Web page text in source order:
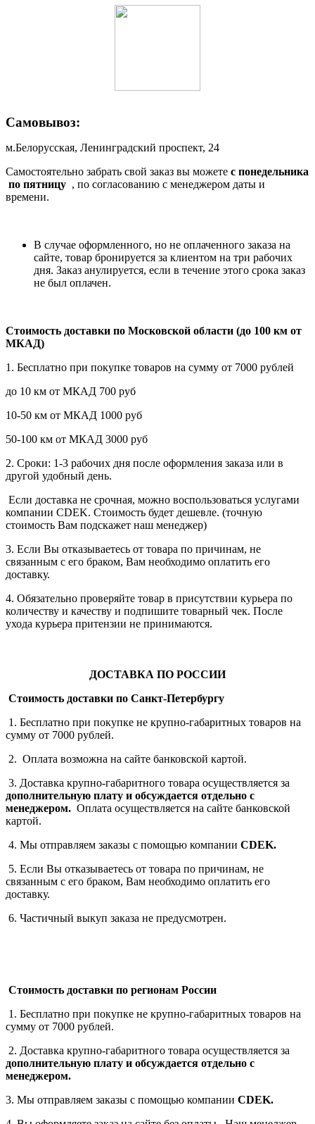
Самовывоз:
м.Белорусская, Ленинградский проспект, 24
Самостоятельно забрать свой заказ вы можете c понедельника
по пятницу , по согласованию с менеджером даты и
времени.
В случае оформленного, но не оплаченного заказа на
сайте, товар бронируется за клиентом на три рабочих
дня. Заказ анулируется, если в течение этого срока заказ
не был оплачен.
Стоимость доставки по Московской области (до 100 км от
МКАД)
1. Бесплатно при покупке товаров на сумму от 7000 рублей
до 10 км от МКАД 700 руб
10-50 км от МКАД 1000 руб
50-100 км от МКАД 3000 руб
2. Сроки: 1-3 рабочих дня после оформления заказа или в
другой удобный день.
Если доставка не срочная, можно воспользоваться услугами
компании СDEK. Стоимость будет дешевле. (точную
стоимость Вам подскажет наш менеджер)
3. Если Вы отказываетесь от товара по причинам, не
связанным с его браком, Вам необходимо оплатить его
доставку.
4. Обязательно проверяйте товар в присутствии курьера по
количеству и качеству и подпишите товарный чек. После
ухода курьера притензии не принимаются.
ДОСТАВКА ПО РОССИИ
Стоимость доставки по Санкт-Петербургу
1. Бесплатно при покупке не крупно-габаритных товаров на
сумму от 7000 рублей.
2. Оплата возможна на сайте банковской картой.
3. Доставка крупно-габаритного товара осуществляется за
дополнительную плату и обсуждается отдельно с
менеджером. Оплата осуществляется на сайте банковской
картой.
4. Мы отправляем заказы с помощью компании СDEK.
5. Если Вы отказываетесь от товара по причинам, не
связанным с его браком, Вам необходимо оплатить его
доставку.
6. Частичный выкуп заказа не предусмотрен.
Стоимость доставки по регионам России
1. Бесплатно при покупке не крупно-габаритных товаров на
сумму от 7000 рублей.
2. Доставка крупно-габаритного товара осуществляется за
дополнительную плату и обсуждается отдельно с
менеджером.
3. Мы отправляем заказы с помощью компании СDEK.